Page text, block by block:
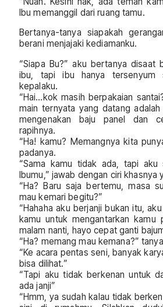
Ibu memanggil dari ruang tamu.
Bertanya-tanya siapakah
berani menjajaki kediamanku.
“Siapa Bu?” aku bertanya disaat
ibu, tapi ibu hanya tersenyum
kepalaku.
“Hai…kok masih berpakaian
main ternyata yang datang
mengenakan baju panel dan
rapihnya.
“Ha! kamu? Memangnya kita
padanya.
“Sama kamu tidak ada, tapi aku
Ibumu,” jawab dengan ciri khasnya
“Ha? Baru saja bertemu, masa
mau kemari begitu?”
“Hahaha aku berjanji bukan itu,
kamu untuk mengantarkan kamu
malam nanti, hayo cepat ganti
“Ha? memang mau kemana?”
“Ke acara pentas seni, banyak
bisa dilihat.”
“Tapi aku tidak berkenan untuk
ada janji”
“Hmm, ya sudah kalau tidak